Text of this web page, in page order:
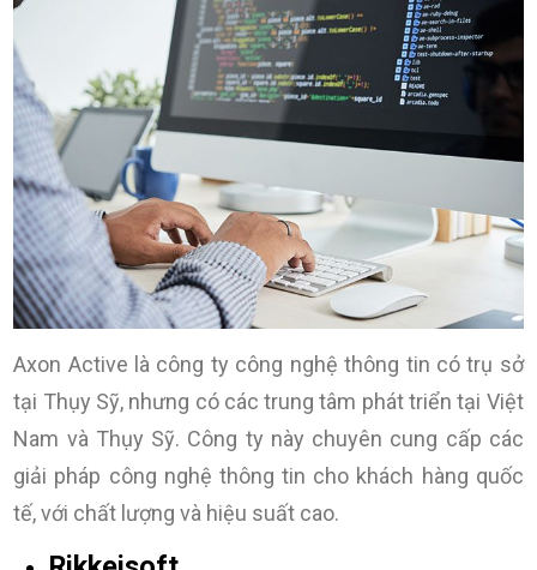
Axon Active là công ty công nghệ thông tin có trụ sở
tại Thụy Sỹ, nhưng có các trung tâm phát triển tại Việt
Nam và Thụy Sỹ. Công ty này chuyên cung cấp các
giải pháp công nghệ thông tin cho khách hàng quốc
tế, với chất lượng và hiệu suất cao.